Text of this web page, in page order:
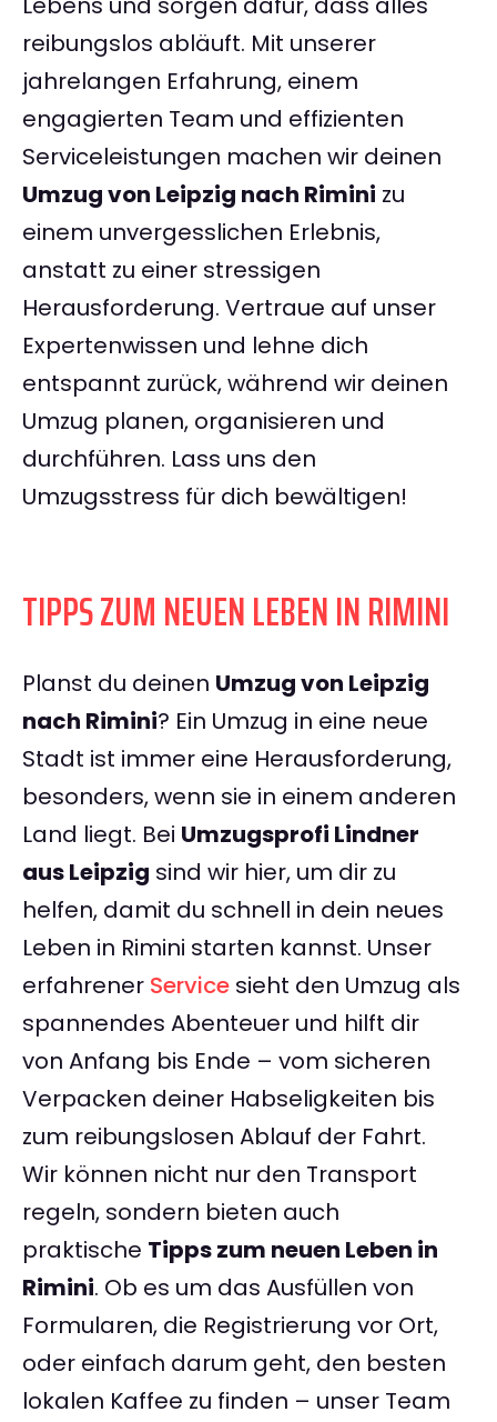
reibungslos abläuft. Mit unserer
jahrelangen Erfahrung, einem
engagierten Team und effizienten
Serviceleistungen machen wir deinen
Umzug von Leipzig nach Rimini zu
einem unvergesslichen Erlebnis,
anstatt zu einer stressigen
Herausforderung. Vertraue auf unser
Expertenwissen und lehne dich
entspannt zurück, während wir deinen
Umzug planen, organisieren und
durchführen. Lass uns den
Umzugsstress für dich bewältigen!
TIPPS ZUM NEUEN LEBEN IN RIMINI
Planst du deinen Umzug von Leipzig
nach Rimini? Ein Umzug in eine neue
Stadt ist immer eine Herausforderung,
besonders, wenn sie in einem anderen
Land liegt. Bei Umzugsprofi Lindner
aus Leipzig sind wir hier, um dir zu
helfen, damit du schnell in dein neues
Leben in Rimini starten kannst. Unser
erfahrener Service sieht den Umzug als
spannendes Abenteuer und hilft dir
von Anfang bis Ende – vom sicheren
Verpacken deiner Habseligkeiten bis
zum reibungslosen Ablauf der Fahrt.
Wir können nicht nur den Transport
regeln, sondern bieten auch
praktische Tipps zum neuen Leben in
Rimini. Ob es um das Ausfüllen von
Formularen, die Registrierung vor Ort,
oder einfach darum geht, den besten
lokalen Kaffee zu finden – unser Team